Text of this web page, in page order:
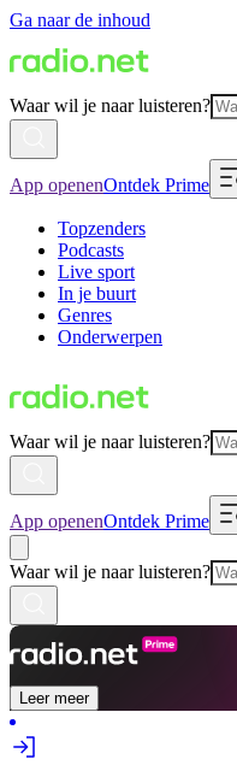
Ga naar de inhoud
Waar wil je naar luisteren?
App openenOntdek Prime
Topzenders
Podcasts
Live sport
In je buurt
Genres
Onderwerpen
Waar wil je naar luisteren?
App openenOntdek Prime
Waar wil je naar luisteren?
Leer meer